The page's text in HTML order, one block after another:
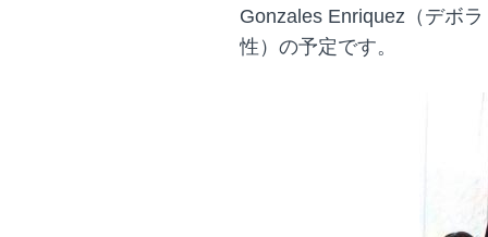
Gonzales Enriquez（デボ
性）の予定です。